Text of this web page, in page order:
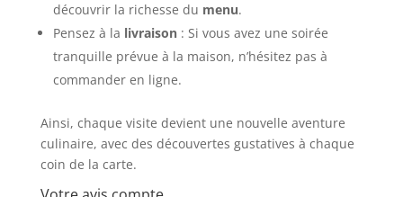
découvrir la richesse du menu.
Pensez à la livraison: Si vous avez une soirée
tranquille prévue à la maison, n’hésitez pas à
commander en ligne.
Ainsi, chaque visite devient une nouvelle aventure
culinaire, avec des découvertes gustatives à chaque
coin de la carte.